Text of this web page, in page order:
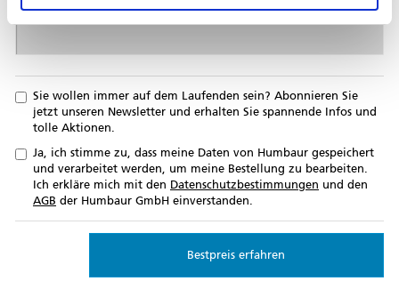
Sie wollen immer auf dem Laufenden sein? Abonnieren Sie
jetzt unseren Newsletter und erhalten Sie spannende Infos und
tolle Aktionen.
Ja, ich stimme zu, dass meine Daten von Humbaur gespeichert
und verarbeitet werden, um meine Bestellung zu bearbeiten.
Ich erkläre mich mit den Datenschutzbestimmungen und den
AGB der Humbaur GmbH einverstanden.